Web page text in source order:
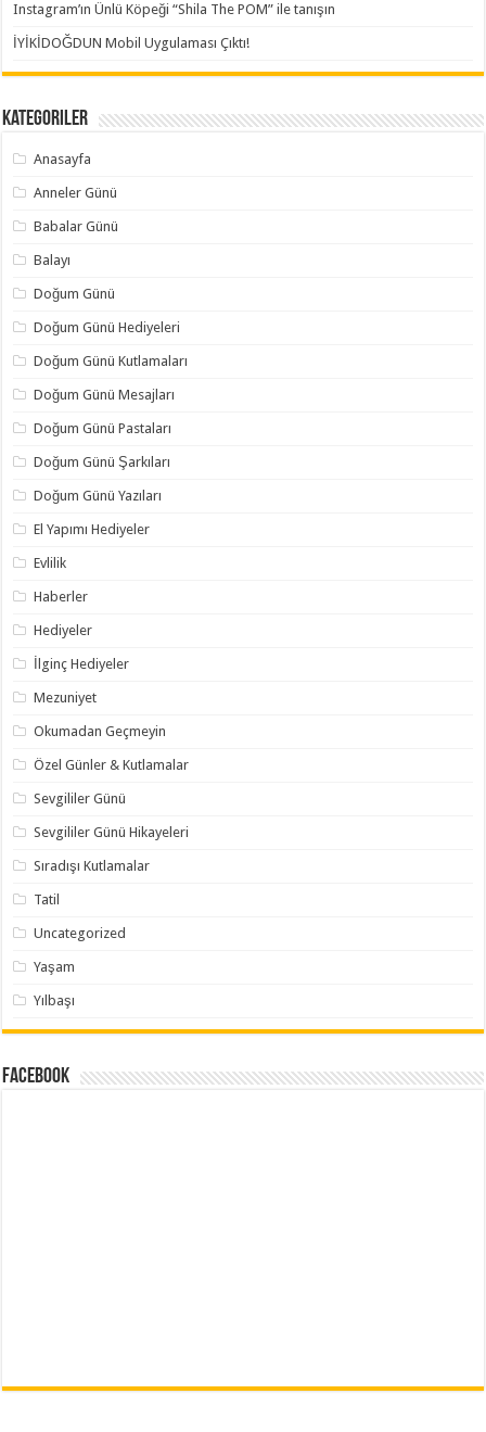
Instagram’ın Ünlü Köpeği “Shila The POM” ile tanışın
İYİKİDOĞDUN Mobil Uygulaması Çıktı!
Kategoriler
Anasayfa
Anneler Günü
Babalar Günü
Balayı
Doğum Günü
Doğum Günü Hediyeleri
Doğum Günü Kutlamaları
Doğum Günü Mesajları
Doğum Günü Pastaları
Doğum Günü Şarkıları
Doğum Günü Yazıları
El Yapımı Hediyeler
Evlilik
Haberler
Hediyeler
İlginç Hediyeler
Mezuniyet
Okumadan Geçmeyin
Özel Günler & Kutlamalar
Sevgililer Günü
Sevgililer Günü Hikayeleri
Sıradışı Kutlamalar
Tatil
Uncategorized
Yaşam
Yılbaşı
Facebook